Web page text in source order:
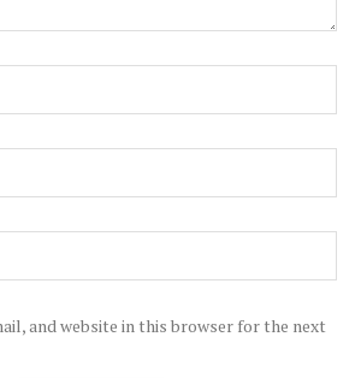
and website in this browser for the next